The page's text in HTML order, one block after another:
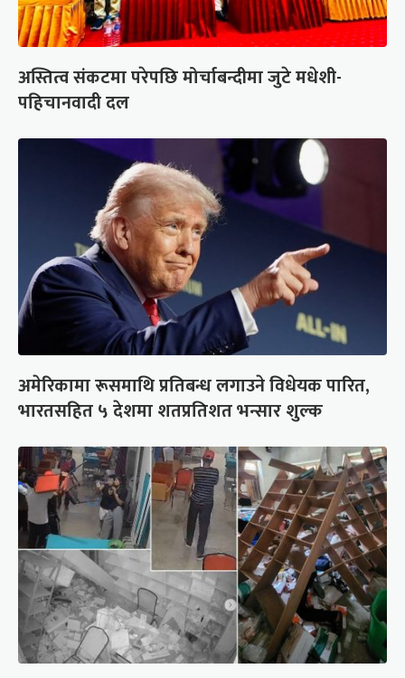
अस्तित्व संकटमा परेपछि मोर्चाबन्दीमा जुटे मधेशी-
पहिचानवादी दल
अमेरिकामा रूसमाथि प्रतिबन्ध लगाउने विधेयक पारित,
भारतसहित ५ देशमा शतप्रतिशत भन्सार शुल्क